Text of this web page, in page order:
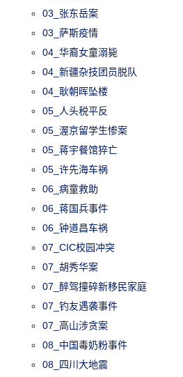
03_张东岳案
03_萨斯疫情
04_华裔女童溺毙
04_新疆杂技团员脱队
04_耿朝晖坠楼
05_人头税平反
05_渥京留学生惨案
05_蒋宇餐馆猝亡
05_许先海车祸
06_病童救助
06_蒋国兵事件
06_钟道昌车祸
07_CIC校园冲突
07_胡秀华案
07_醉驾撞碎新移民家庭
07_钓友遇袭事件
07_高山涉贪案
08_中国毒奶粉事件
08_四川大地震